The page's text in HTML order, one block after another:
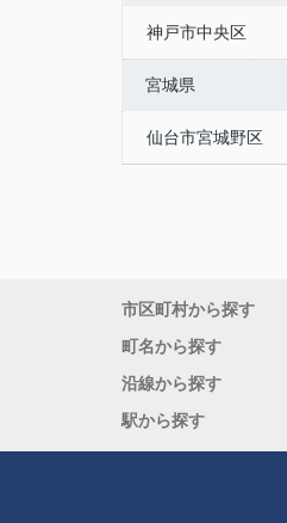
神戸市中央区
宮城県
仙台市宮城野区
市区町村から探す
町名から探す
沿線から探す
駅から探す